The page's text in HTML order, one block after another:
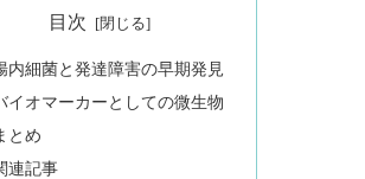
目次
内細菌と発達障害の早期発見
イオマーカーとしての微生物
とめ
連記事